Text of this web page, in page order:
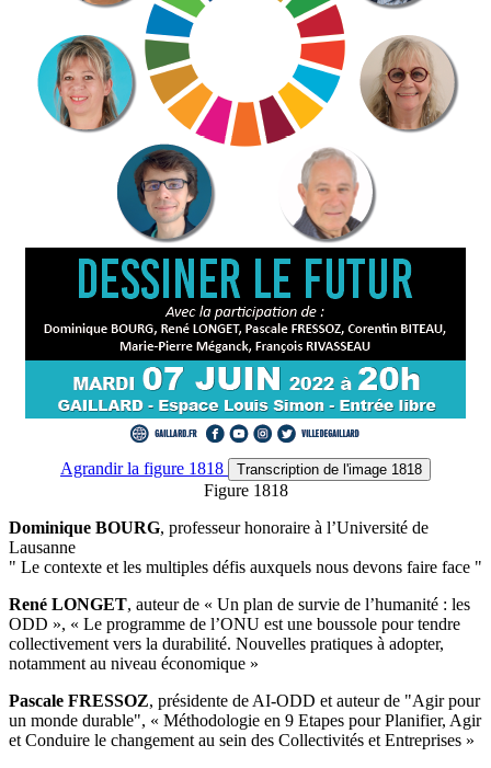
Agrandirla figure 1818 Transcription de l'image 1818
Figure 1818
Dominique BOURG, professeur honoraire à l’Université de
Lausanne
" Le contexte et les multiples défis auxquels nous devons faire face "
René LONGET, auteur de « Un plan de survie de l’humanité : les
ODD », « Le programme de l’ONU est une boussole pour tendre
collectivement vers la durabilité. Nouvelles pratiques à adopter,
notamment au niveau économique »
Pascale FRESSOZ, présidente de AI-ODD et auteur de "Agir pour
un monde durable", « Méthodologie en 9 Etapes pour Planifier, Agir
et Conduire le changement au sein des Collectivités et Entreprises »